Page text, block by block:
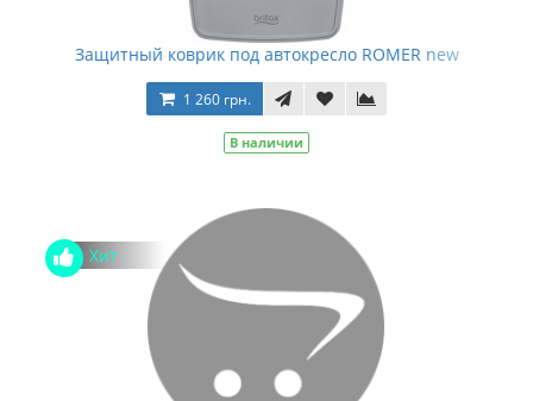
Защитный коврик под автокресло ROMER new
1 260 грн.
В наличии
Хит